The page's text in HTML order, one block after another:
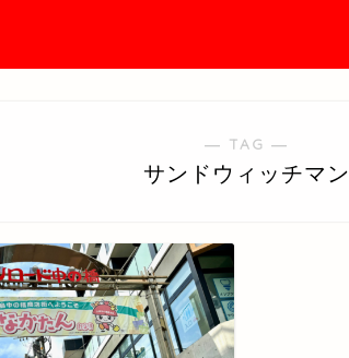
― TAG ―
サンドウィッチマン